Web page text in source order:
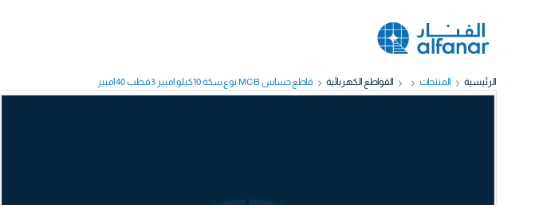
الرئيسية المنتجات القواطع الكهربائية قاطع حساس MCB نوع سكة 10كيلو أمبير 3قطب 40أمبير